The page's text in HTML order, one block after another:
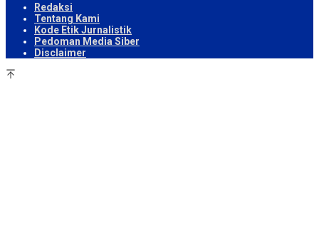
Redaksi
Tentang Kami
Kode Etik Jurnalistik
Pedoman Media Siber
Disclaimer